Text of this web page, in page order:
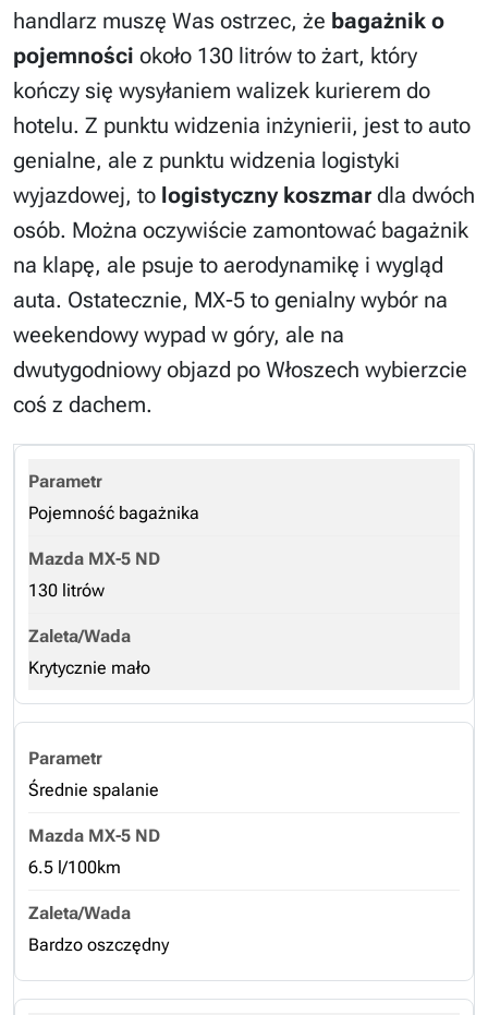
handlarz muszę Was ostrzec, że bagażnik o
pojemności około 130 litrów to żart, który
kończy się wysyłaniem walizek kurierem do
hotelu. Z punktu widzenia inżynierii, jest to auto
genialne, ale z punktu widzenia logistyki
wyjazdowej, to logistyczny koszmar dla dwóch
osób. Można oczywiście zamontować bagażnik
na klapę, ale psuje to aerodynamikę i wygląd
auta. Ostatecznie, MX-5 to genialny wybór na
weekendowy wypad w góry, ale na
dwutygodniowy objazd po Włoszech wybierzcie
coś z dachem.
Pojemność bagażnika
130 litrów
Krytycznie mało
Średnie spalanie
6.5 l/100km
Bardzo oszczędny